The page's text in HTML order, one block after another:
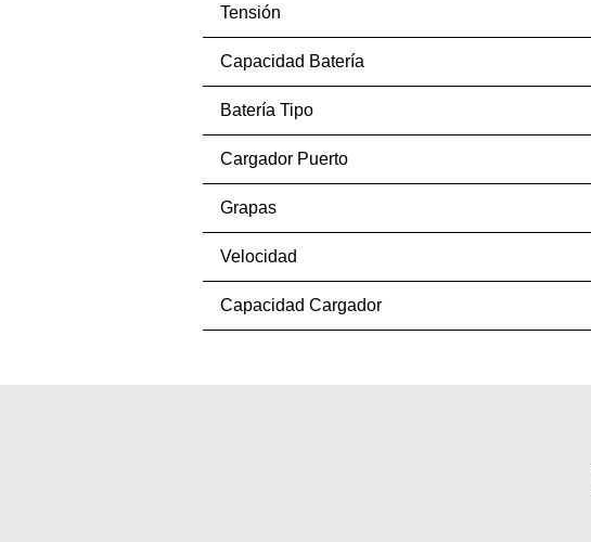
Tensión
Capacidad Batería
Batería Tipo
Cargador Puerto
Grapas
Velocidad
Capacidad Cargador